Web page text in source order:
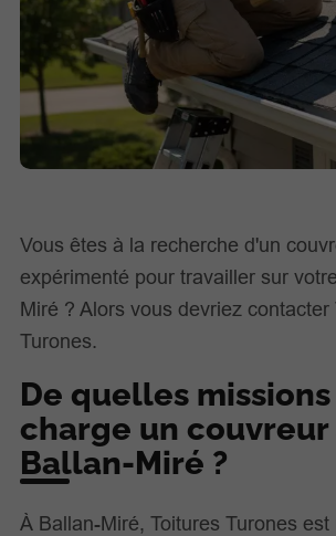
Vous êtes à la recherche d'un
expérimenté pour travailler sur
Miré ? Alors vous devriez contacter
Turones.
De quelles missions
charge un couvreur
Ballan-Miré ?
À Ballan-Miré, Toitures Turones